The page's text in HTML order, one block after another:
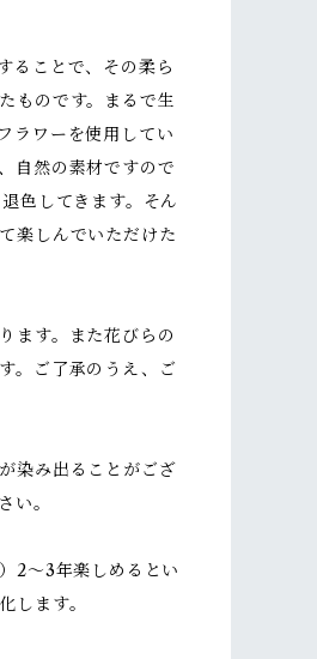
ることで、その柔ら
ものです。まるで生
ラワーを使用してい
自然の素材ですので
色してきます。そん
楽しんでいただけた
ます。また花びらの
。ご了承のうえ、ご
染み出ることがござ
い。
2～3年楽しめるとい
します。